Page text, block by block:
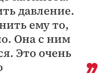
давление.
ему то,
Она с ним
Это очень